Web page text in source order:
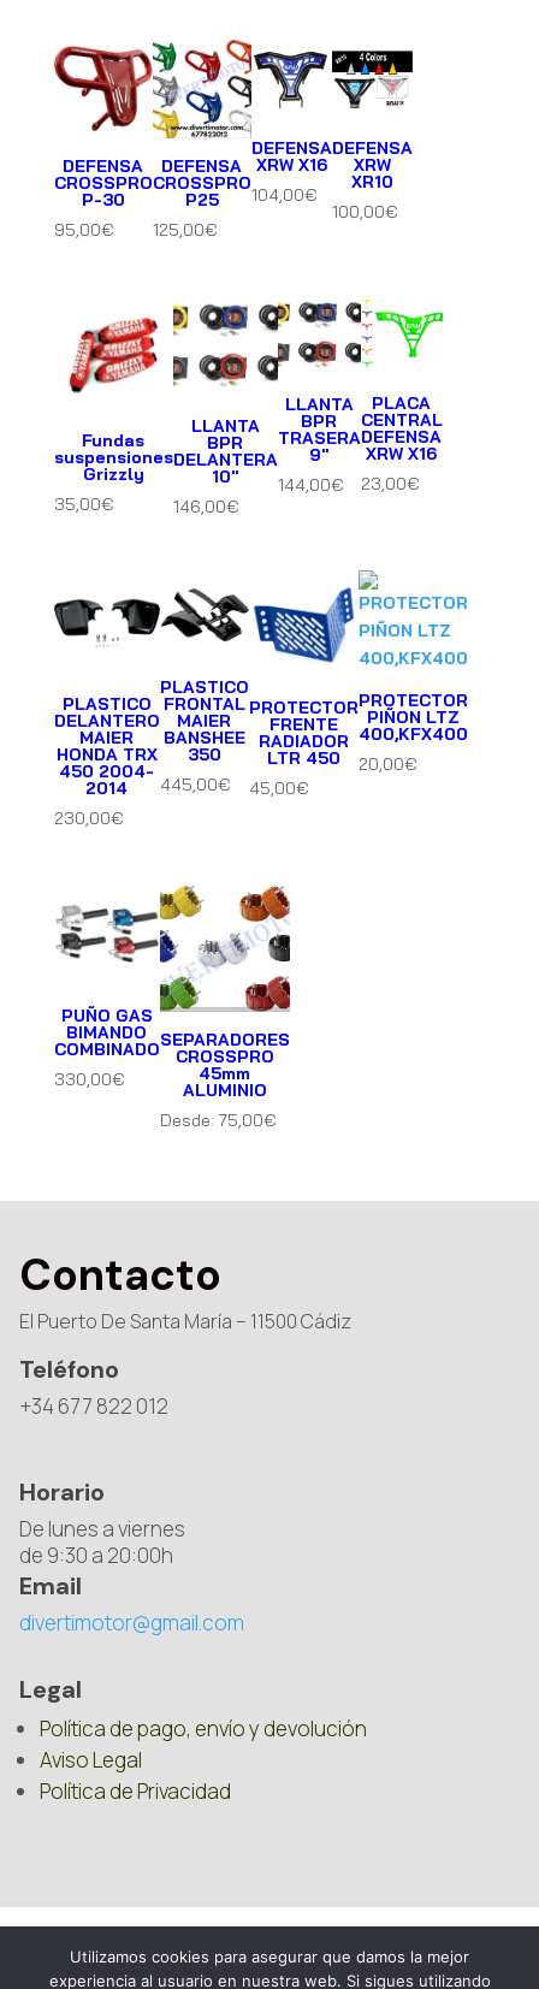
DEFENSA
CROSSPRO
P-30
95,00€
DEFENSA
CROSSPRO
P25
125,00€
DEFENSA
XRW X16
104,00€
DEFENSA
XRW
XR10
100,00€
Fundas
suspensiones
Grizzly
35,00€
LLANTA
BPR
DELANTERA
10″
146,00€
LLANTA
BPR
TRASERA
9″
144,00€
PLACA
CENTRAL
DEFENSA
XRW X16
23,00€
PLASTICO
DELANTERO
MAIER
HONDA TRX
450 2004-
2014
230,00€
PLASTICO
FRONTAL
MAIER
BANSHEE
350
445,00€
PROTECTOR
FRENTE
RADIADOR
LTR 450
45,00€
PROTECTOR
PIÑON LTZ
400,KFX400
20,00€
PUÑO GAS
BIMANDO
COMBINADO
330,00€
SEPARADORES
CROSSPRO
45mm
ALUMINIO
Desde: 75,00€
Contacto
El Puerto De Santa María – 11500 Cádiz
Teléfono
+34 677 822 012
Horario
De lunes a viernes
de 9:30 a 20:00h
Email
divertimotor@gmail.com
Legal
Política de pago, envío y devolución
Aviso Legal
Política de Privacidad
Utilizamos cookies para asegurar que damos la mejor
experiencia al usuario en nuestra web. Si sigues utilizando